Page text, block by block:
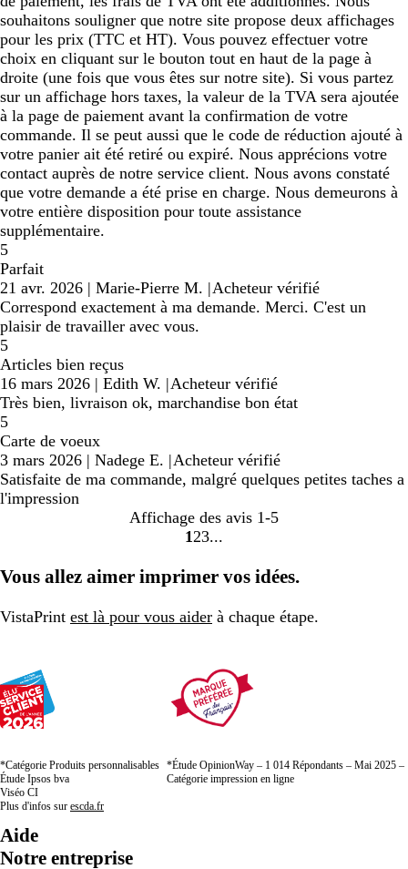
souhaitons souligner que notre site propose deux affichages
pour les prix (TTC et HT). Vous pouvez effectuer votre
choix en cliquant sur le bouton tout en haut de la page à
droite (une fois que vous êtes sur notre site). Si vous partez
sur un affichage hors taxes, la valeur de la TVA sera ajoutée
à la page de paiement avant la confirmation de votre
commande. Il se peut aussi que le code de réduction ajouté à
votre panier ait été retiré ou expiré. Nous apprécions votre
contact auprès de notre service client. Nous avons constaté
que votre demande a été prise en charge. Nous demeurons à
votre entière disposition pour toute assistance
supplémentaire.
5
Parfait
21 avr. 2026 | Marie-Pierre M. |Acheteur vérifié
Correspond exactement à ma demande. Merci. C'est un
plaisir de travailler avec vous.
5
Articles bien reçus
16 mars 2026 | Edith W. |Acheteur vérifié
Très bien, livraison ok, marchandise bon état
5
Carte de voeux
3 mars 2026 | Nadege E. |Acheteur vérifié
Satisfaite de ma commande, malgré quelques petites taches a
l'impression
Affichage des avis 1-5
Accéder
la
1 Accéder
la
2 Accéder
la
3
Vous allez aimer imprimer vos idées.
VistaPrint est là pour vous aider à chaque étape.
*Catégorie Produits personnalisables
Étude Ipsos bva
Viséo CI
Plus d'infos sur escda.fr
*Étude OpinionWay – 1 014 Répondants – Mai 2025 –
Catégorie impression en ligne
Aide
Notre entreprise